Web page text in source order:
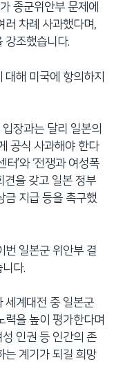
종군위안부 문제에
러 차례 사과했다며,
강조했습니다.
해 미국에 항의하지
장과는 달리 일본의
공식 사과해야 한다
’와 ‘전쟁과 여성폭
견을 갖고 일본 정부
금 지급 등을 촉구했
번 일본군 위안부 결
다.
세계대전 중 일본군
력을 높이 평가한다며
인권 등 인간의 존
는 계기가 되길 희망